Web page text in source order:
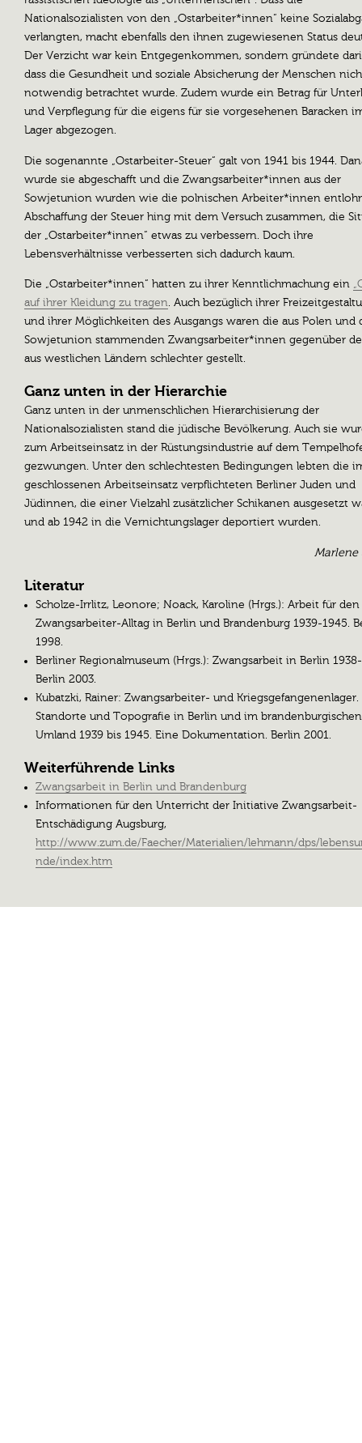
Nationalsozialisten von den „Ostarbeiter*innen“ keine
verlangten, macht ebenfalls den ihnen zugewiesenen Status
Der Verzicht war kein Entgegenkommen, sondern gründete
dass die Gesundheit und soziale Absicherung der Menschen
notwendig betrachtet wurde. Zudem wurde ein Betrag für
und Verpflegung für die eigens für sie vorgesehenen Baracken
Lager abgezogen.
Die sogenannte „Ostarbeiter-Steuer“ galt von 1941 bis 1944.
wurde sie abgeschafft und die Zwangsarbeiter*innen aus der
Sowjetunion wurden wie die polnischen Arbeiter*innen
Abschaffung der Steuer hing mit dem Versuch zusammen, die
der „Ostarbeiter*innen“ etwas zu verbessern. Doch ihre
Lebensverhältnisse verbesserten sich dadurch kaum.
Die „Ostarbeiter*innen“ hatten zu ihrer Kenntlichmachung ein
auf ihrer Kleidung zu tragen. Auch bezüglich ihrer
und ihrer Möglichkeiten des Ausgangs waren die aus Polen und
Sowjetunion stammenden Zwangsarbeiter*innen gegenüber
aus westlichen Ländern schlechter gestellt.
Ganz unten in der Hierarchie
Ganz unten in der unmenschlichen Hierarchisierung der
Nationalsozialisten stand die jüdische Bevölkerung. Auch sie
zum Arbeitseinsatz in der Rüstungsindustrie auf dem
gezwungen. Unter den schlechtesten Bedingungen lebten die
geschlossenen Arbeitseinsatz verpflichteten Berliner Juden und
Jüdinnen, die einer Vielzahl zusätzlicher Schikanen ausgesetzt
und ab 1942 in die Vernichtungslager deportiert wurden.
Marlene
Literatur
Scholze-Irrlitz, Leonore; Noack, Karoline (Hrgs.): Arbeit für den
Zwangsarbeiter-Alltag in Berlin und Brandenburg 1939-1945.
1998.
Berliner Regionalmuseum (Hrgs.): Zwangsarbeit in Berlin
Berlin 2003.
Kubatzki, Rainer: Zwangsarbeiter- und Kriegsgefangenenlager.
Standorte und Topografie in Berlin und im brandenburgischen
Umland 1939 bis 1945. Eine Dokumentation. Berlin 2001.
Weiterführende Links
Zwangsarbeit in Berlin und Brandenburg
Informationen für den Unterricht der Initiative Zwangsarbeit-
Entschädigung Augsburg,
http://www.zum.de/Faecher/Materialien/lehmann/dps/
nde/index.htm